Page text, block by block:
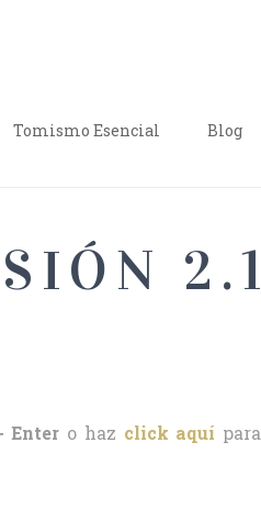
Tomismo Esencial Blog
2.1
Enter o haz click aquí para